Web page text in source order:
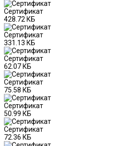
Сертификат
428.72 КБ
Сертификат
331.13 КБ
Сертификат
62.07 КБ
Сертификат
75.58 КБ
Сертификат
50.99 КБ
Сертификат
72.36 КБ